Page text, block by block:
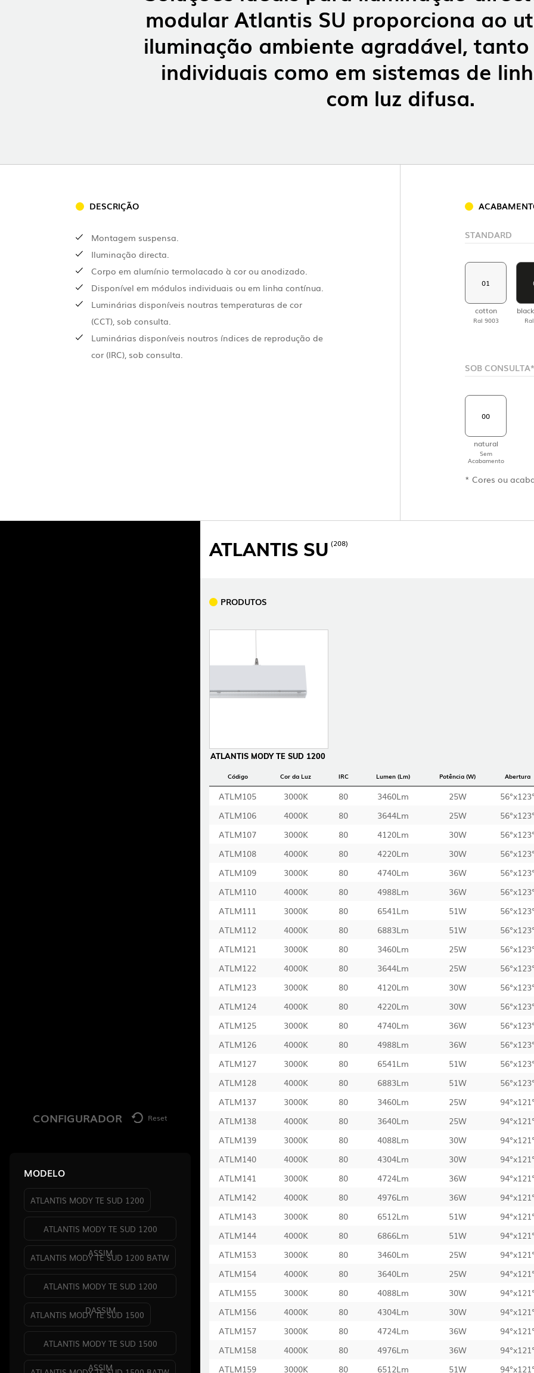
INTERIOR
EXTERIOR
NOTÍCIAS
CONTACTOS
modular Atlantis SU proporciona ao
iluminação ambiente agradável,
individuais como em sistemas de
com luz difusa.
DESCRIÇÃO
Montagem suspensa.
Iluminação directa.
Corpo em alumínio termolacado à cor ou anodizado.
Disponível em módulos individuais ou em linha contínua.
Luminárias disponíveis noutras temperaturas de cor
(CCT), sob consulta.
Luminárias disponíveis noutros índices de reprodução de
cor (IRC), sob consulta.
STANDARD
01
cotton
Ral 9003
SOB CONSULTA*
00
natural
Sem
Acabamento
* Cores ou
CONFIGURADOR Reset
MODELO
ATLANTIS MODY TE SUD 1200
ATLANTIS MODY TE SUD 1200
ASSIM
ATLANTIS MODY TE SUD 1200 BATW
ATLANTIS MODY TE SUD 1200
DASSIM
ATLANTIS MODY TE SUD 1500
ATLANTIS MODY TE SUD 1500
ASSIM
ATLANTIS SU (208)
PRODUTOS
ATLANTIS MODY TE SUD 1200
Código Cor da Luz IRC Lumen (Lm) Potência (W) Abertura
ATLM105 3000K 80 3460Lm 25W 56°x123°
ATLM106
4000K 80 3644Lm 25W 56°x123°
ATLM107
3000K 80 4120Lm 30W 56°x123°
ATLM108
4000K 80 4220Lm 30W 56°x123°
ATLM109
3000K 80 4740Lm 36W 56°x123°
ATLM110
4000K 80 4988Lm 36W 56°x123°
ATLM111
3000K 80 6541Lm 51W 56°x123°
ATLM112
4000K 80 6883Lm 51W 56°x123°
ATLM121
3000K 80 3460Lm 25W 56°x123°
ATLM122
4000K 80 3644Lm 25W 56°x123°
ATLM123
3000K 80 4120Lm 30W 56°x123°
ATLM124
4000K 80 4220Lm 30W 56°x123°
ATLM125
3000K 80 4740Lm 36W 56°x123°
ATLM126
4000K 80 4988Lm 36W 56°x123°
ATLM127
3000K 80 6541Lm 51W 56°x123°
ATLM128
4000K 80 6883Lm 51W 56°x123°
ATLM137
3000K 80 3460Lm 25W 94°x121°
ATLM138
4000K 80 3640Lm 25W 94°x121°
ATLM139
3000K 80 4088Lm 30W 94°x121°
ATLM140
4000K 80 4304Lm 30W 94°x121°
ATLM141
3000K 80 4724Lm 36W 94°x121°
ATLM142
4000K 80 4976Lm 36W 94°x121°
ATLM143
3000K 80 6512Lm 51W 94°x121°
ATLM144
4000K 80 6866Lm 51W 94°x121°
ATLM153
3000K 80 3460Lm 25W 94°x121°
ATLM154
4000K 80 3640Lm 25W 94°x121°
ATLM155
3000K 80 4088Lm 30W 94°x121°
ATLM156
4000K 80 4304Lm 30W 94°x121°
ATLM157
3000K 80 4724Lm 36W 94°x121°
ATLM158
4000K 80 4976Lm 36W 94°x121°
ATLM159
3000K 80 6512Lm 51W 94°x121°